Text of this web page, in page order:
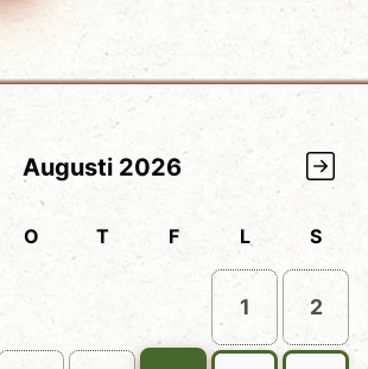
Augusti 2026
O T F L S
1 2